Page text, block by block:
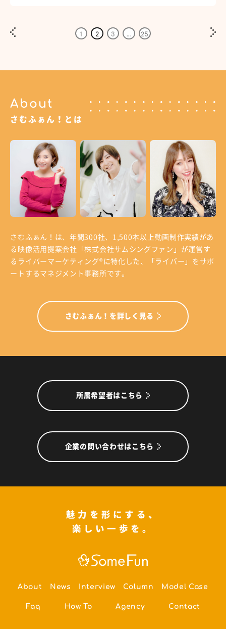
1 2 3 … 25
About
さむふぁん！とは
さむふぁん！は、年間300社、1,500本以上動画制作実績があ
る 映像活用提案会社「株式会社サムシングファン」が運営す
る ライバーマーケティング®に特化した、「ライバー」をサポ
ートするマネジメント事務所です。
さむふぁん！を詳しく見る
所属希望者はこちら
企業の問い合わせはこちら
魅力を形にする、
楽しい一歩を。
About News Interview Column Model Case
Faq How To Agency Contact